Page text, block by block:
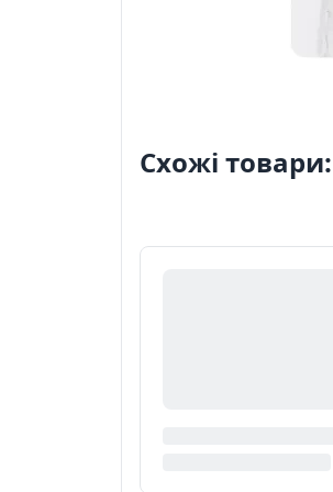
Схожі товари: